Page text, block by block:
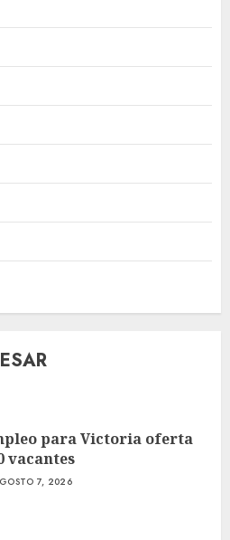
para Victoria oferta
vacantes
7, 2026